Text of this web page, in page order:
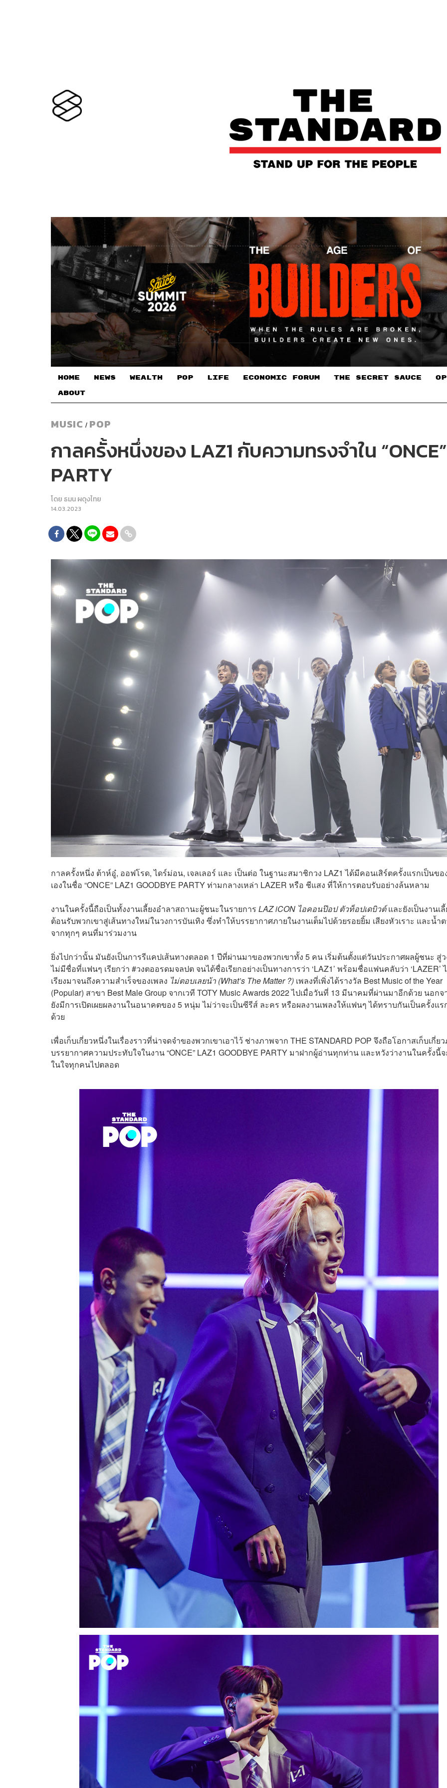
HOME NEWS WEALTH POP LIFE ECONOMIC FORUM THE SECRET SAUCE​
ABOUT
MUSIC / POP
กาลครั้งหนึ่งของ LAZ1 กับความทรงจำใน
PARTY
โดย ธมน ผดุงไทย
14.03.2023
กาลครั้งหนึ่ง ต้าห์อู๋, ออฟโรด, ไดร์ม่อน, เจลเลอร์ และ เป็นต่อ ในฐานะสมาชิกวง LAZ1 ได้มีคอนเสิร์ตครั้งแรกเป็นขอ
เองในชื่อ “ONCE” LAZ1 GOODBYE PARTY ท่ามกลางเหล่า LAZER หรือ ชีแสง ที่ให้การตอบรับอย่างล้นหลาม
งานในครั้งนี้ถือเป็นทั้งงานเลี้ยงอำลาสถานะผู้ชนะในรายการ LAZ iCON ไอคอนป๊อป ตัวท็อปเดบิวต์และยังเป็นงานเ
ต้อนรับพวกเขาสู่เส้นทางใหม่ในวงการบันเทิง ซึ่งทำให้บรรยากาศภายในงานเต็มไปด้วยรอยยิ้ม เสียงหัวเราะ และน้ำ
จากทุกๆ คนที่มาร่วมงาน
ยิ่งไปกว่านั้น มันยังเป็นการรีแคปเส้นทางตลอด 1 ปีที่ผ่านมาของพวกเขาทั้ง 5 คน เริ่มต้นตั้งแต่วันประกาศผลผู้ชนะ สู่
ไม่มีชื่อที่แฟนๆ เรียกว่า #วงตออรดมจลปต จนได้ชื่อเรียกอย่างเป็นทางการว่า ‘LAZ1’ พร้อมชื่อแฟนคลับว่า ‘LAZER’
เรียงมาจนถึงความสำเร็จของเพลง ไม่ตอบเลยน้า (What’s The Matter ?) เพลงที่เพิ่งได้รางวัล Best Music of the Year
(Popular) สาขา Best Male Group จากเวที TOTY Music Awards 2022 ไปเมื่อวันที่ 13 มีนาคมที่ผ่านมาอีกด้วย นอก
ยังมีการเปิดเผยผลงานในอนาคตของ 5 หนุ่ม ไม่ว่าจะเป็นซีรีส์ ละคร หรือผลงานเพลงให้แฟนๆ ได้ทราบกันเป็นครั้งแ
ด้วย
เพื่อเก็บเกี่ยวหนึ่งในเรื่องราวที่น่าจดจำของพวกเขาเอาไว้ ช่างภาพจาก THE STANDARD POP จึงถือโอกาสเก็บเกี่ย
บรรยากาศความประทับใจในงาน “ONCE” LAZ1 GOODBYE PARTY มาฝากผู้อ่านทุกท่าน และหวังว่างานในครั้งนี้
ในใจทุกคนไปตลอด